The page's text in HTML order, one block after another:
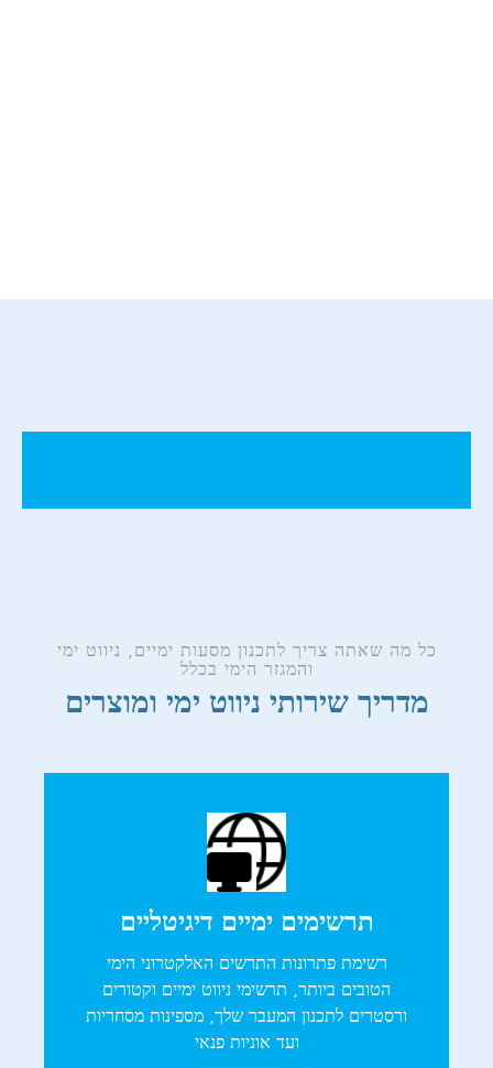
כל מה שאתה צריך לתכנון מסעות ימיים, ניווט ימי
והמגזר הימי בכלל
מדריך שירותי ניווט ימי ומוצרים
תרשימים ימיים דיגיטליים
רשימת פתרונות התרשים האלקטרוני הימי
הטובים ביותר, תרשימי ניווט ימיים וקטורים
ורסטרים לתכנון המעבר שלך, מספינות מסחריות
ועד אוניות פנאי